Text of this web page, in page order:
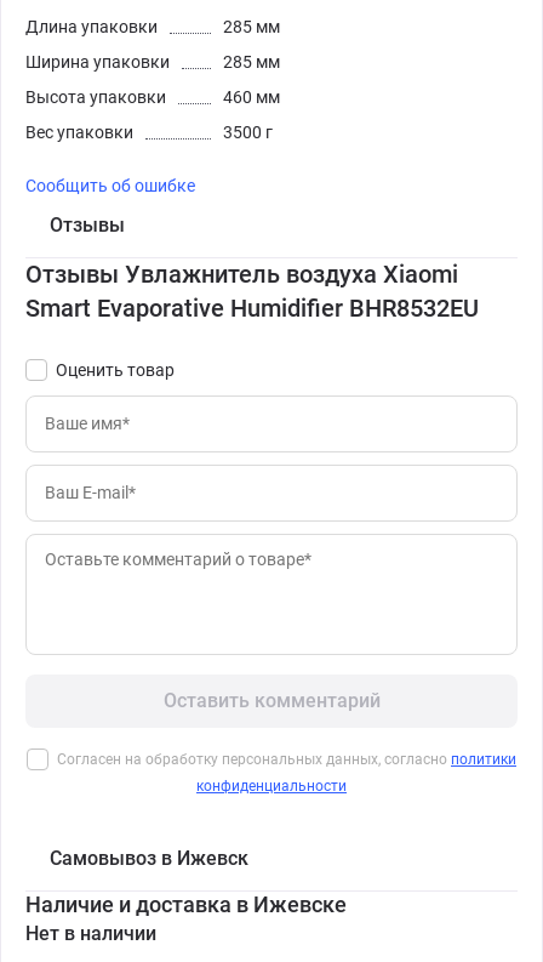
Длина упаковки
285 мм
Ширина упаковки
285 мм
Высота упаковки
460 мм
Вес упаковки
3500 г
Сообщить об ошибке
Отзывы
Отзывы Увлажнитель воздуха Xiaomi
Smart Evaporative Humidifier BHR8532EU
Оценить товар
Оставить комментарий
Согласен на обработку персональных данных, согласно политики
конфиденциальности
Самовывоз в Ижевск
Наличие и доставка в Ижевске
Нет в наличии